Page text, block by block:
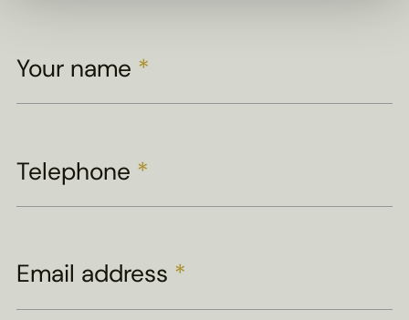
Your name *
Telephone *
Email address *